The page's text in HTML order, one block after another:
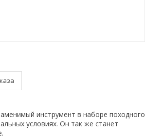
инструмент в наборе походного
условиях. Он так же станет